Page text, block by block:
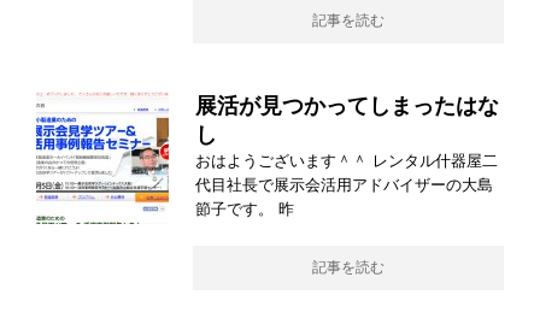
記事を読む
展活が見つかってしまったはな
し
おはようございます＾＾ レンタル什器屋二
代目社長で展示会活用アドバイザーの大島
節子です。 昨
記事を読む